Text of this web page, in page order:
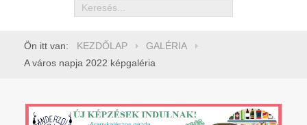
Keresés
Ön itt van: KEZDŐLAP
GALÉRIA
A város napja 2022 képgaléria